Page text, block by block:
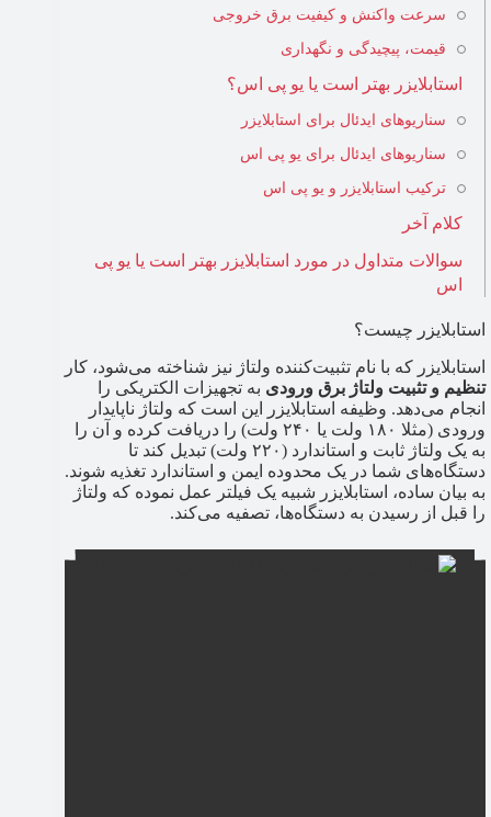
سرعت واکنش و کیفیت برق خروجی
قیمت، پیچیدگی و نگهداری
استابلایزر بهتر است یا یو پی اس؟
سناریوهای ایدئال برای استابلایزر
سناریوهای ایدئال برای یو پی اس
ترکیب استابلایزر و یو پی اس
کلام آخر
سوالات متداول در مورد استابلایزر بهتر است یا یو پی
اس
استابلایزر چیست؟
استابلایزر که با نام تثبیت‌کننده ولتاژ نیز شناخته می‌شود، کار
تنظیم و تثبیت ولتاژ برق ورودی به تجهیزات الکتریکی را
انجام می‌دهد. وظیفه استابلایزر این است که ولتاژ ناپایدار
ورودی (مثلا ۱۸۰ ولت یا ۲۴۰ ولت) را دریافت کرده و آن را
به یک ولتاژ ثابت و استاندارد (۲۲۰ ولت) تبدیل کند تا
دستگاه‌های شما در یک محدوده ایمن و استاندارد تغذیه شوند.
به بیان ساده، استابلایزر شبیه یک فیلتر عمل نموده که ولتاژ
را قبل از رسیدن به دستگاه‌ها، تصفیه می‌کند.